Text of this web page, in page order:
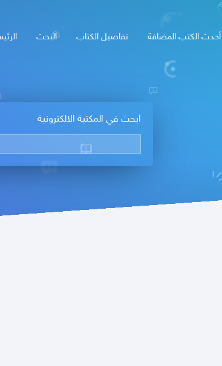
البحث تفاصيل الكتاب أحدث الكتب المضافة
ابحث في المكتبة الالكترونية